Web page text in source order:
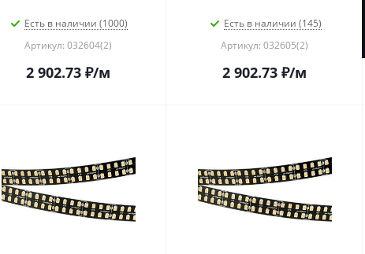
Есть в наличии (1000)
Артикул: 032604(2)
2 902.73 ₽/м
Есть в наличии (145)
Артикул: 032605(2)
2 902.73 ₽/м